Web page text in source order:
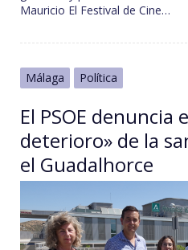
Mauricio El Festival de Cine…
Málaga Política
El PSOE denuncia
deterioro» de la
el Guadalhorce